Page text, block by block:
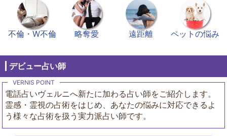
不倫・W不倫 略奪愛 遠距離 ペットの悩み
デビュー占い師
電話占いヴェルニへ新たに加わる占い師をご紹介します。
霊感・霊視の占術をはじめ、あなたの悩みに対応できるよ
う様々な占術を扱う実力派占い師です。